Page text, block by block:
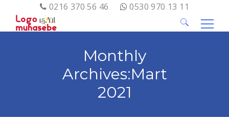
0216 370 56 46 0530 970 13 11
Arama:
Monthly
Archives:Mart
2021